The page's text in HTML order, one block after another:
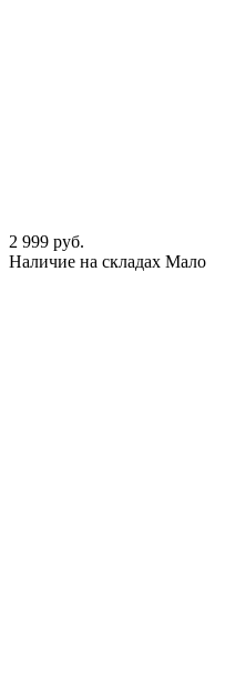
2 999 руб.
Наличие на складах Мало